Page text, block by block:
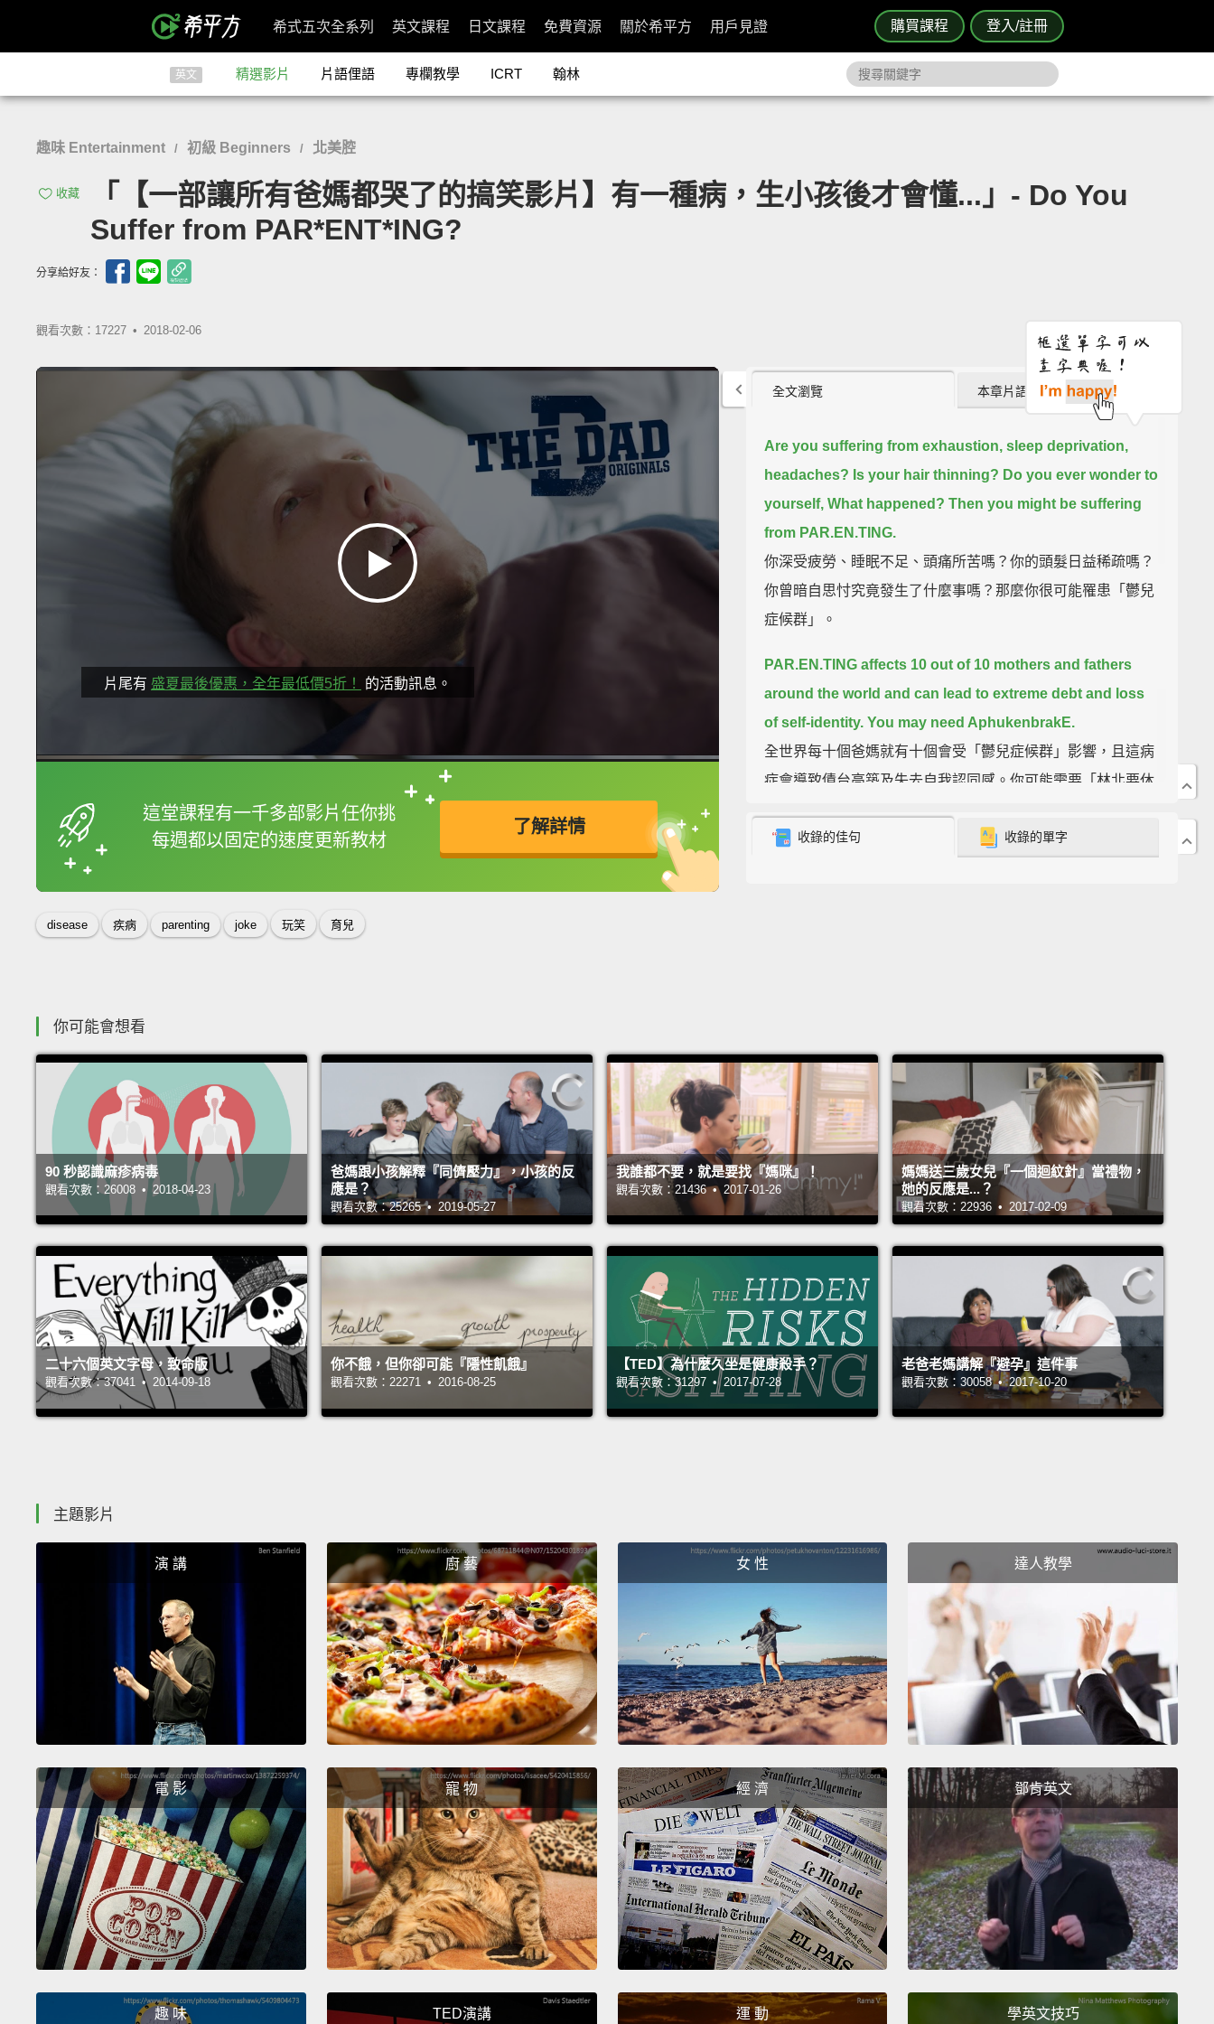
購買課程 登入/註冊
希式五次全系列 英文課程 日文課程 免費資源 關於希平方 用戶見證
英文 精選影片 片語俚語 專欄教學 ICRT 翰林
趣味 Entertainment / 初級 Beginners / 北美腔
收藏
「【一部讓所有爸媽都哭了的搞笑影片】有一種病，生小孩後才會懂...」- Do You
Suffer from PAR*ENT*ING?
分享給好友：
觀看次數：17227 • 2018-02-06
片尾有 盛夏最後優惠，全年最低價5折！ 的活動訊息。
這堂課程有一千多部影片任你挑
每週都以固定的速度更新教材
了解詳情
框選或點兩下字幕可以直接查字典喔！
英
disease 疾病 parenting joke 玩笑 育兒
全文瀏覽 本章片語 (0)
Are you suffering from exhaustion, sleep deprivation,
headaches? Is your hair thinning? Do you ever wonder to
yourself, What happened? Then you might be suffering
from PAR.EN.TING.
你深受疲勞、睡眠不足、頭痛所苦嗎？你的頭髮日益稀疏嗎？
你曾暗自思忖究竟發生了什麼事嗎？那麼你很可能罹患「鬱兒
症候群」。
PAR.EN.TING affects 10 out of 10 mothers and fathers
around the world and can lead to extreme debt and loss
of self-identity. You may need AphukenbrakE.
全世界每十個爸媽就有十個會受「鬱兒症候群」影響，且這病
症會導致債台高築及失去自我認同感。你可能需要「林北要休
AphukenbrakE lets you step away from it all. Results of
Do not take AphukenbrakE if there's no one watching
your kids. And if you've taken one in the last 24 hours,
talk to your spouse before you take AphukenbrakE.
若在無人看照孩子的情況下，請勿使用「林北要休息」。且如
果你在過去二十四個小時內已休息過一次，在使用「林北要休
息」前請和配偶商談。
PAR.EN.TING is not easy; take AphukenbrakE.
「鬱兒」不容易；請用「林北要休息」。
收錄的佳句 收錄的單字
你可能會想看
90 秒認識麻疹病毒
觀看次數：26008 • 2018-04-23
爸媽跟小孩解釋『同儕壓力』，小孩的反
應是？
觀看次數：25265 • 2019-05-27
我誰都不要，就是要找『媽咪』！
觀看次數：21436 • 2017-01-26
媽媽送三歲女兒『一個迴紋針』當禮物，
她的反應是...？
觀看次數：22936 • 2017-02-09
二十六個英文字母，致命版
觀看次數：37041 • 2014-09-18
你不餓，但你卻可能『隱性飢餓』
觀看次數：22271 • 2016-08-25
【TED】為什麼久坐是健康殺手？
觀看次數：31297 • 2017-07-28
老爸老媽講解『避孕』這件事
觀看次數：30058 • 2017-10-20
主題影片
演 講 廚 藝 女 性 達人教學
電 影 寵 物 經 濟 鄧肯英文
趣 味 TED演講 運 動 學英文技巧